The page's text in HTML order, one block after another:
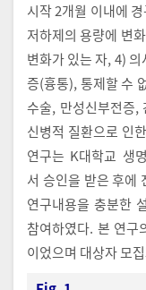
시작 2개월 이내에
저하제의 용량에 변
변화가 있는 자, 4)
증(흉통), 통제할 수
수술, 만성신부전증,
신병적 질환으로 인
연구는 K대학교 생
서 승인을 받은 후에
연구내용을 충분한
참여하였다. 본 연구
이었으며 대상자 모